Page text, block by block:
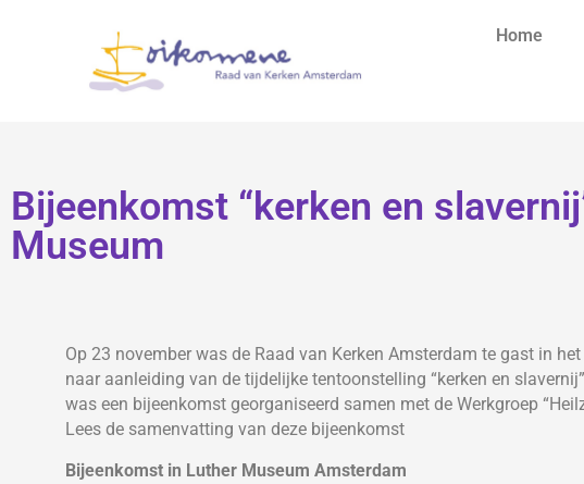
Home
Bijeenkomst “kerken en
Museum
Op 23 november was de Raad van Kerken Amsterdam te gast in
naar aanleiding van de tijdelijke tentoonstelling “kerken en
was een bijeenkomst georganiseerd samen met de Werkgroep
Lees de samenvatting van deze bijeenkomst
Bijeenkomst in Luther Museum Amsterdam